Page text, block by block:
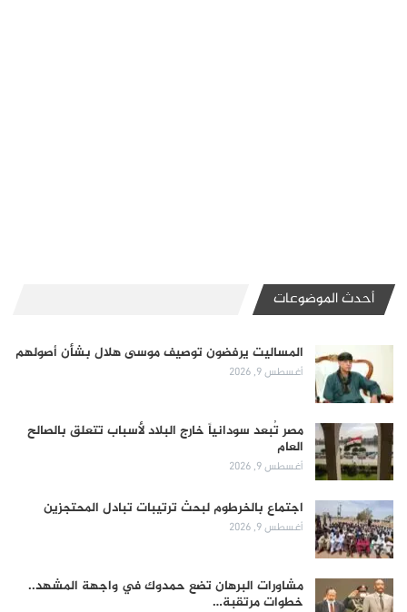
أحدث الموضوعات
المساليت يرفضون توصيف موسى هلال بشأن أصولهم
أغسطس 9, 2026
مصر تُبعد سودانياً خارج البلاد لأسباب تتعلق بالصالح
العام
أغسطس 9, 2026
اجتماع بالخرطوم لبحث ترتيبات تبادل المحتجزين
أغسطس 9, 2026
مشاورات البرهان تضع حمدوك في واجهة المشهد..
خطوات مرتقبة…